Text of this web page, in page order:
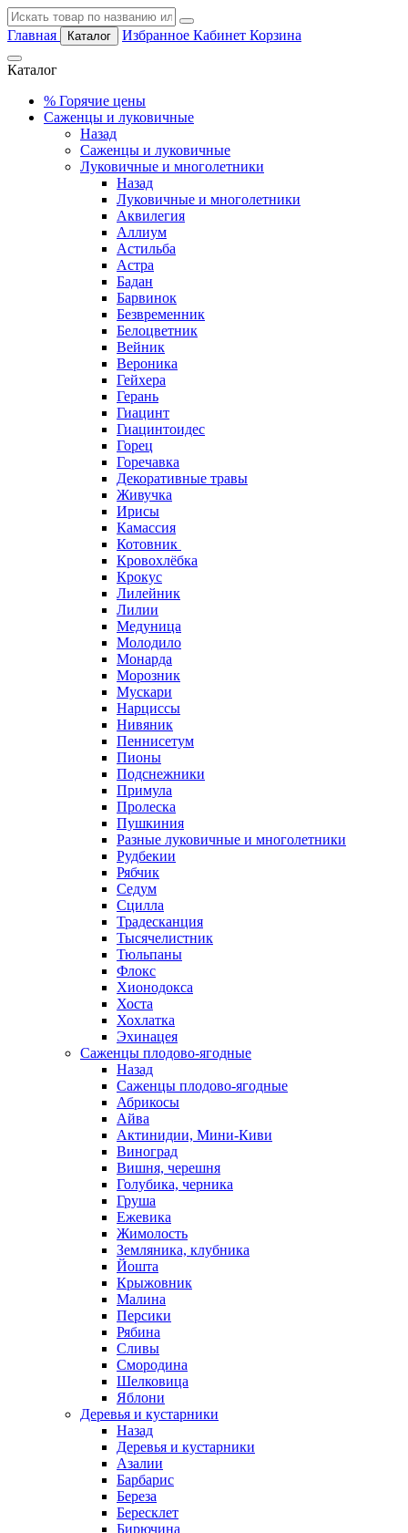
Главная Каталог Избранное Кабинет Корзина
Каталог
% Горячие цены
Саженцы и луковичные
Назад
Саженцы и луковичные
Луковичные и многолетники
Назад
Луковичные и многолетники
Аквилегия
Аллиум
Астильба
Астра
Бадан
Барвинок
Безвременник
Белоцветник
Вейник
Вероника
Гейхера
Герань
Гиацинт
Гиацинтоидес
Горец
Горечавка
Декоративные травы
Живучка
Ирисы
Камассия
Котовник
Кровохлёбка
Крокус
Лилейник
Лилии
Медуница
Молодило
Монарда
Морозник
Мускари
Нарциссы
Нивяник
Пеннисетум
Пионы
Подснежники
Примула
Пролеска
Пушкиния
Разные луковичные и многолетники
Рудбекии
Рябчик
Седум
Сцилла
Традесканция
Тысячелистник
Тюльпаны
Флокс
Хионодокса
Хоста
Хохлатка
Эхинацея
Саженцы плодово-ягодные
Назад
Саженцы плодово-ягодные
Абрикосы
Айва
Актинидии, Мини-Киви
Виноград
Вишня, черешня
Голубика, черника
Груша
Ежевика
Жимолость
Земляника, клубника
Йошта
Крыжовник
Малина
Персики
Рябина
Сливы
Смородина
Шелковица
Яблони
Деревья и кустарники
Назад
Деревья и кустарники
Азалии
Барбарис
Береза
Бересклет
Бирючина